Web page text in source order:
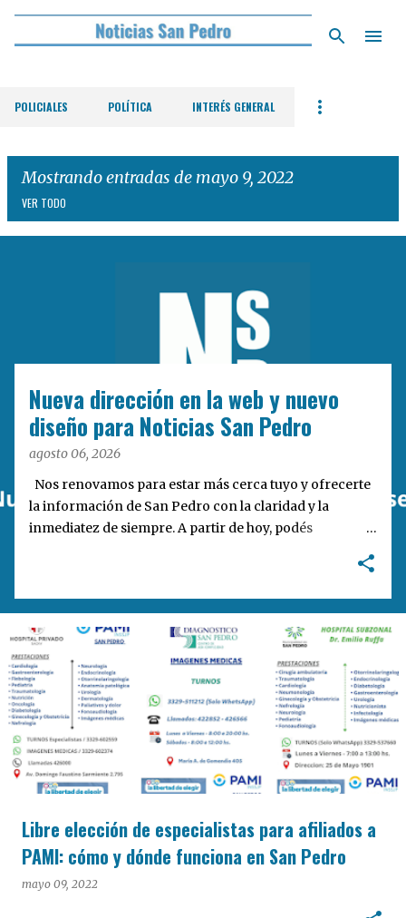
Ir al contenido principal
POLICIALES POLÍTICA INTERÉS GENERAL
Mostrando entradas de mayo 9, 2022
VER TODO
Nueva dirección en la web y nuevo
diseño para Noticias San Pedro
agosto 06, 2026
Nos renovamos para estar más cerca tuyo y ofrecerte
la información de San Pedro con la claridad y la
inmediatez de siempre. A partir de hoy, podés
Desarrollamos una interfaz más ágil, moderna e
intuitiva, pensada para optimizar la navegación desde
cualquier dispositivo, facilitar el acceso a las noticias
locales y potenciar la interacción de los lectores con
nuestros contenidos.
Libre elección de especialistas para afiliados a
PAMI: cómo y dónde funciona en San Pedro
mayo 09, 2022